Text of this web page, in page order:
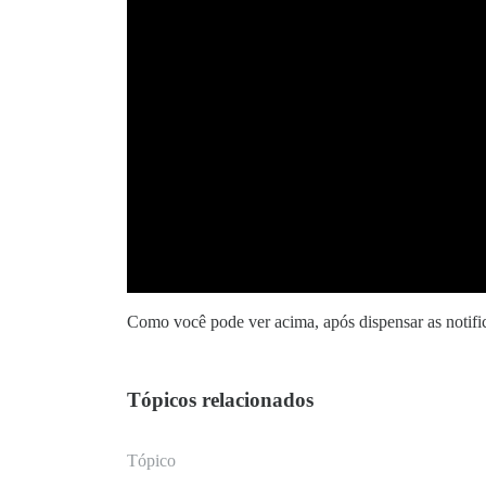
Como você pode ver acima, após dispensar as
Tópicos relacionados
Tópico